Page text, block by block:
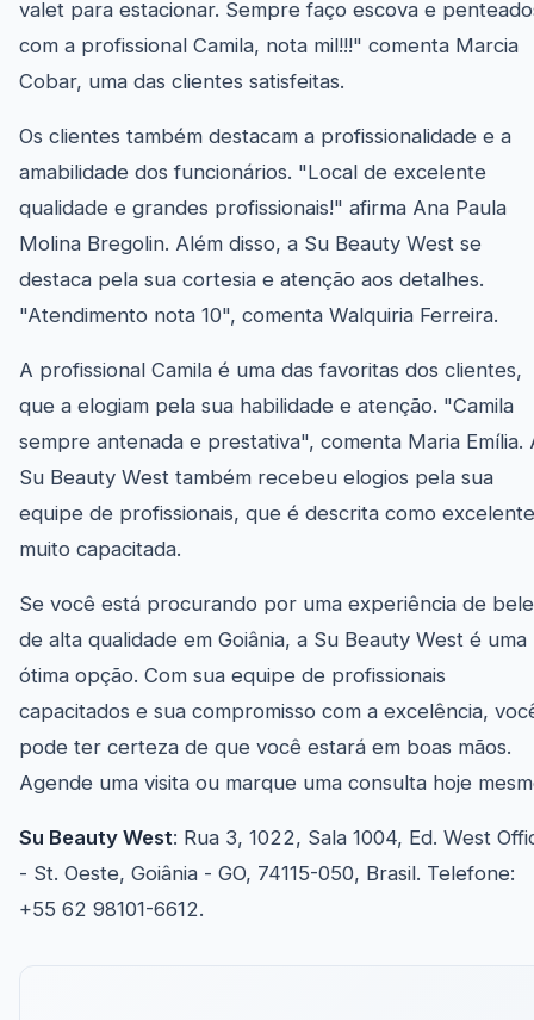
valet para estacionar. Sempre faço escova e
com a profissional Camila, nota mil!!!" comenta Marcia
Cobar, uma das clientes satisfeitas.
Os clientes também destacam a profissionalidade e a
amabilidade dos funcionários. "Local de excelente
qualidade e grandes profissionais!" afirma Ana Paula
Molina Bregolin. Além disso, a Su Beauty West se
destaca pela sua cortesia e atenção aos detalhes.
"Atendimento nota 10", comenta Walquiria Ferreira.
A profissional Camila é uma das favoritas dos clientes,
que a elogiam pela sua habilidade e atenção. "Camila
sempre antenada e prestativa", comenta Maria Emília.
Su Beauty West também recebeu elogios pela sua
equipe de profissionais, que é descrita como
muito capacitada.
Se você está procurando por uma experiência de
de alta qualidade em Goiânia, a Su Beauty West é uma
ótima opção. Com sua equipe de profissionais
capacitados e sua compromisso com a excelência,
pode ter certeza de que você estará em boas mãos.
Agende uma visita ou marque uma consulta hoje
Su Beauty West: Rua 3, 1022, Sala 1004, Ed. West
- St. Oeste, Goiânia - GO, 74115-050, Brasil. Telefone:
+55 62 98101-6612.